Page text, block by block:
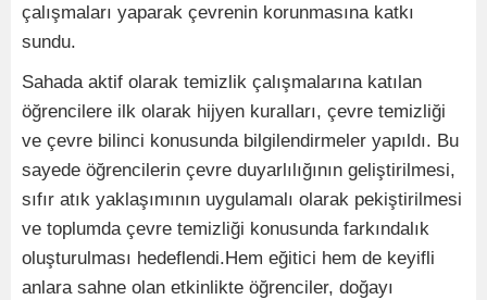
çalışmaları yaparak çevrenin korunmasına katkı
sundu.
Sahada aktif olarak temizlik çalışmalarına katılan
öğrencilere ilk olarak hijyen kuralları, çevre temizliği
ve çevre bilinci konusunda bilgilendirmeler yapıldı. Bu
sayede öğrencilerin çevre duyarlılığının geliştirilmesi,
sıfır atık yaklaşımının uygulamalı olarak pekiştirilmesi
ve toplumda çevre temizliği konusunda farkındalık
oluşturulması hedeflendi.Hem eğitici hem de keyifli
anlara sahne olan etkinlikte öğrenciler, doğayı